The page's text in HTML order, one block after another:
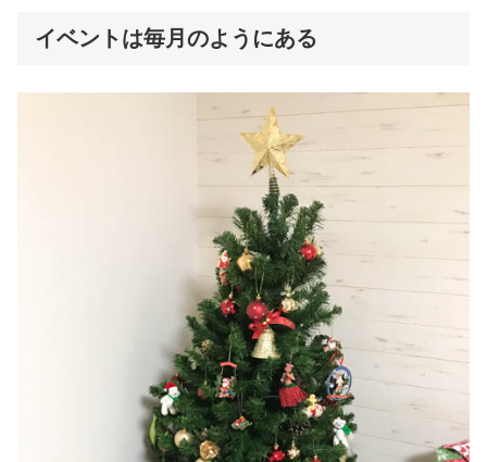
イベントは毎月のようにある